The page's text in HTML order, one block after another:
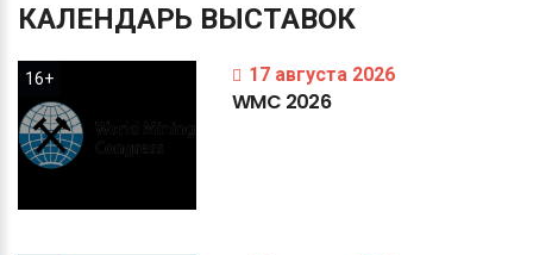
КАЛЕНДАРЬ ВЫСТАВОК
16+ 17 августа 2026
WMC 2026